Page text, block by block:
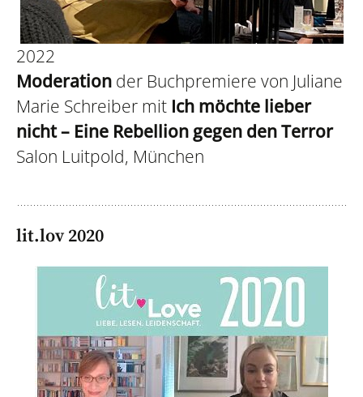
2022
Moderation der Buchpremiere von Juliane
Marie Schreiber mit Ich möchte lieber
nicht – Eine Rebellion gegen den Terror
Salon Luitpold, München
lit.lov 2020